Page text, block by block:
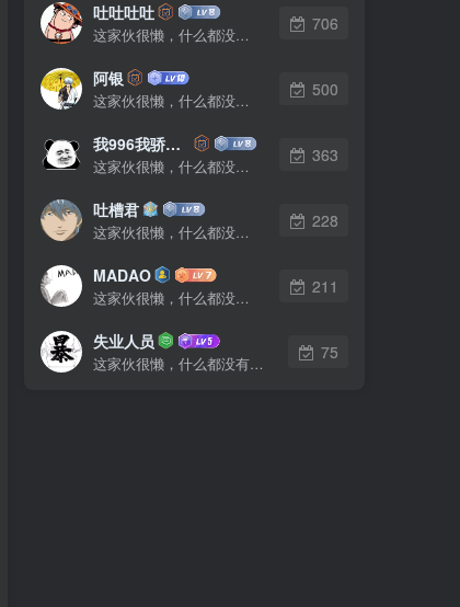
吐吐吐吐
这家伙很懒，什么都没有写...
706
阿银
这家伙很懒，什么都没有写...
500
我996我骄傲了么
这家伙很懒，什么都没有写...
363
吐槽君
这家伙很懒，什么都没有写...
228
MADAO
这家伙很懒，什么都没有写...
211
失业人员
这家伙很懒，什么都没有写...
75